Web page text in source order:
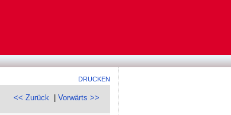
DRUCKEN
<< Zurück |Vorwärts >>